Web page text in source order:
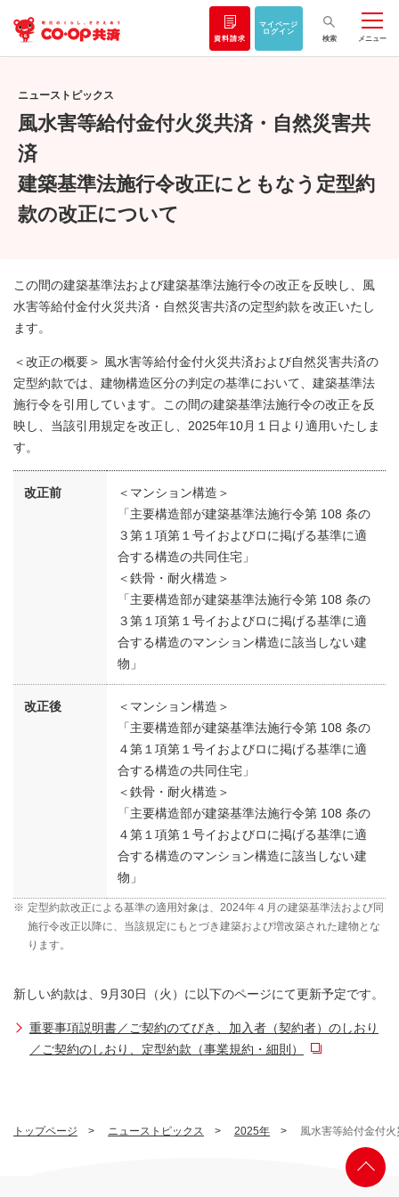
資料請求
マイページ
ログイン
検索
メニュー
トップページ ニューストピックス 2025年 風水害等給付金付
ニューストピックス
風水害等給付金付火災共済・自然災害共
済
建築基準法施行令改正にともなう定型約
款の改正について
この間の建築基準法および建築基準法施行令の改正を反映し、風
水害等給付金付火災共済・自然災害共済の定型約款を改正いたし
ます。
＜改正の概要＞ 風水害等給付金付火災共済および自然災害共済の
定型約款では、建物構造区分の判定の基準において、建築基準法
施行令を引用しています。この間の建築基準法施行令の改正を反
映し、当該引用規定を改正し、2025年10月１日より適用いたしま
す。
改正前
＜マンション構造＞
「主要構造部が建築基準法施行令第 108 条の
３第１項第１号イおよびロに掲げる基準に適
合する構造の共同住宅」
＜鉄骨・耐火構造＞
「主要構造部が建築基準法施行令第 108 条の
３第１項第１号イおよびロに掲げる基準に適
合する構造のマンション構造に該当しない建
物」
改正後
＜マンション構造＞
「主要構造部が建築基準法施行令第 108 条の
４第１項第１号イおよびロに掲げる基準に適
合する構造の共同住宅」
＜鉄骨・耐火構造＞
「主要構造部が建築基準法施行令第 108 条の
４第１項第１号イおよびロに掲げる基準に適
合する構造のマンション構造に該当しない建
物」
※ 定型約款改正による基準の適用対象は、2024年４月の建築基準法および同
施行令改正以降に、当該規定にもとづき建築および増改築された建物とな
ります。
新しい約款は、9月30日（火）に以下のページにて更新予定です。
重要事項説明書／ご契約のてびき、加入者（契約者）のしおり
／ご契約のしおり、定型約款（事業規約・細則）